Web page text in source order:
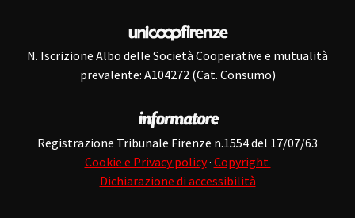
N. Iscrizione Albo delle Società Cooperative e mutualità
prevalente: A104272 (Cat. Consumo)
Registrazione Tribunale Firenze n.1554 del 17/07/63
Cookie e Privacy policy· Copyright
Dichiarazione di accessibilità